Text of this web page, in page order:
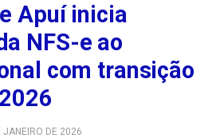
Apuí inicia
NFS-e ao
com transição
JANEIRO DE 2026